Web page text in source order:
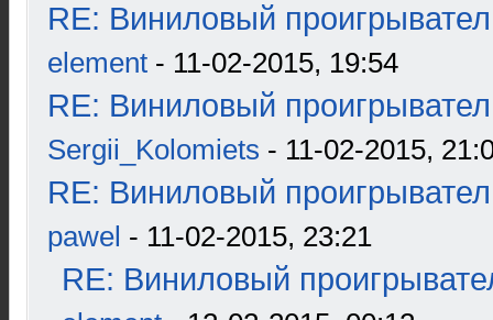
RE: Виниловый
element - 11-02-2015, 19:54
RE: Виниловый
Sergii_Kolomiets - 11-02-2015,
RE: Виниловый
pawel - 11-02-2015, 23:21
RE: Виниловый